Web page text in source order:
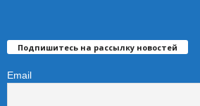
Подпишитесь на рассылку новостей
Email